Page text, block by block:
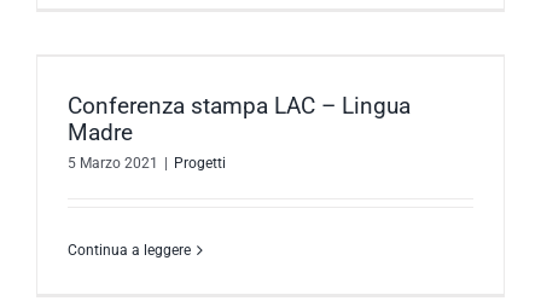
Conferenza stampa LAC – Lingua
Madre
5 Marzo 2021 | Progetti
Continua a leggere